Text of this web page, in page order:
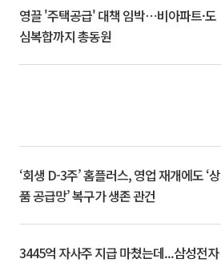
영끌 '주택공급' 대책 임박⋯비아파트·도
심복합까지 총동원
‘회생 D-3주’ 홈플러스, 영업 재개에도 ‘상
품 공급망’ 복구가 생존 관건
3445억 자사주 지급 마쳤는데...삼성전자